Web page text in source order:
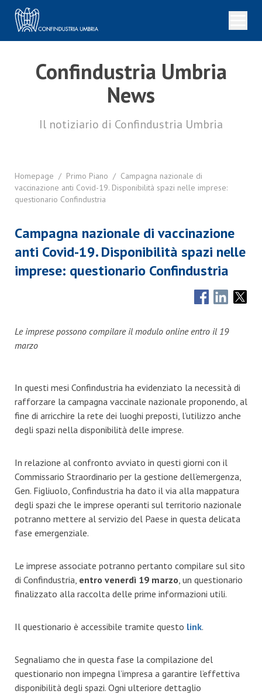
Confindustria Umbria
News
Il notiziario di Confindustria Umbria
Homepage / Primo Piano / Campagna nazionale di
vaccinazione anti Covid-19. Disponibilità spazi nelle imprese:
questionario Confindustria
Campagna nazionale di vaccinazione
anti Covid-19. Disponibilità spazi nelle
imprese: questionario Confindustria
Le imprese possono compilare il modulo online entro il 19
marzo
In questi mesi Confindustria ha evidenziato la necessità di
rafforzare la campagna vaccinale nazionale proponendo, al
fine di arricchire la rete dei luoghi preposti, l’utilizzo anche
degli spazi nella disponibilità delle imprese.
In relazione al confronto avviato in questi giorni con il
Commissario Straordinario per la gestione dell’emergenza,
Gen. Figliuolo, Confindustria ha dato il via alla mappatura
degli spazi che le imprese operanti sul territorio nazionale
potranno mettere al servizio del Paese in questa delicata
fase emergenziale.
Le imprese associate potranno pertanto compilare sul sito
di Confindustria, entro venerdì 19 marzo , un questionario
finalizzato alla raccolta delle prime informazioni utili.
Il questionario è accessibile tramite questo link.
Segnaliamo che in questa fase la compilazione del
questionario non impegna l’impresa a garantire l’effettiva
disponibilità degli spazi. Ogni ulteriore dettaglio